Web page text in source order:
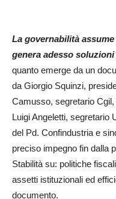
La governabilità
genera adesso
quanto emerge da un
da Giorgio Squinzi,
Camusso, segretario
Luigi Angeletti, segretario
del Pd. Confindustria e
preciso impegno fin dalla
Stabilità su: politiche
assetti istituzionali ed
documento.